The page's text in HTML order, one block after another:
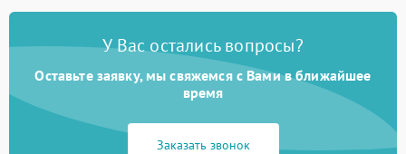
Неисправность системы
перенапряжения
1000 ₽ Подробнее →
Неисправность системы
защиты от замыкания
1000 ₽
У Вас остались вопросы?
Оставьте заявку, мы свяжемся с Вами в ближайшее
время
Заказать звонок